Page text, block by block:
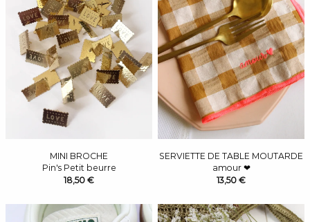
MINI BROCHE
Pin's Petit beurre
18,50 €
SERVIETTE DE TABLE MOUTARDE
amour ❤
13,50 €